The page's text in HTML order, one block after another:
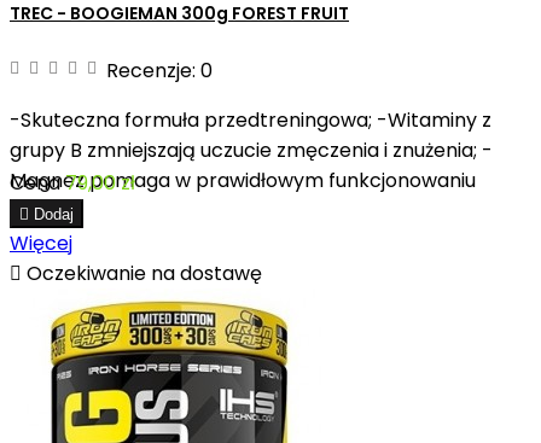
TREC - BOOGIEMAN 300g FOREST FRUIT
Recenzje: 0
-Skuteczna formuła przedtreningowa; -Witaminy z
grupy B zmniejszają uczucie zmęczenia i znużenia; -
Magnez pomaga w prawidłowym funkcjonowaniu
mięśni.
Cena79,00 zł
 Dodaj
Więcej
 Oczekiwanie na dostawę